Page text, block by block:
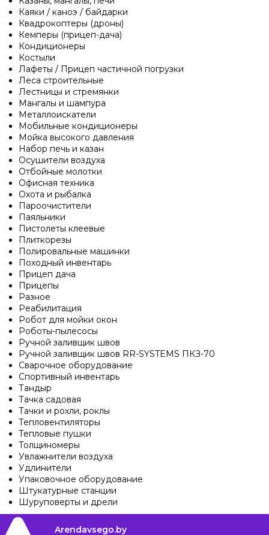
Каяки / каноэ / байдарки
Квадрокоптеры (дроны)
Кемперы (прицеп-дача)
Кондиционеры
Костыли
Лафеты / Прицеп частичной погрузки
Леса строительные
Лестницы и стремянки
Мангалы и шампура
Металлоискатели
Мобильные кондиционеры
Мойка высокого давления
Набор печь и казан
Осушители воздуха
Отбойные молотки
Офисная техника
Охота и рыбалка
Пароочистители
Паяльники
Пистолеты клеевые
Плиткорезы
Полировальные машинки
Походный инвентарь
Прицеп дача
Прицепы
Разное
Реабилитация
Робот для мойки окон
Роботы-пылесосы
Ручной заливщик швов
Ручной заливщик швов RR-SYSTEMS ПКЗ-70
Сварочное оборудование
Спортивный инвентарь
Тандыр
Тачка садовая
Тачки и рохли, роклы
Тепловентиляторы
Тепловые пушки
Толщиномеры
Увлажнители воздуха
Удлинители
Упаковочное оборудование
Штукатурные станции
Шуруповерты и дрели
Arendavsego.by